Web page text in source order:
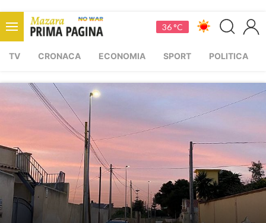
36 °C
TV CRONACA ECONOMIA SPORT POLITICA